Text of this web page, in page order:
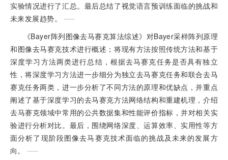
实验情况进行了汇总。最后总结了视觉语言预训练面临的挑战和
未来发展趋势。
《Bayer阵列图像去马赛克算法综述》对Bayer采样阵列原理
和图像去马赛克技术进行概述；将现有方法按照传统方法和基于
深度学习方法两类进行总结，根据去马赛克任务是否具有独立
性，将深度学习方法进一步细分为独立去马赛克任务和联合去马
赛克任务两类，进一步分析了不同方法的原理和优缺点，并重点
阐述了基于深度学习的去马赛克方法网络结构和重建机理，介绍
去马赛克领域中常用的公共数据集和性能评价指标，并对相关实
验进行分析对比。最后，围绕网络深度、运算效率、实用性等方
面分析了现阶段图像去马赛克技术面临的挑战及未来的发展方
向。